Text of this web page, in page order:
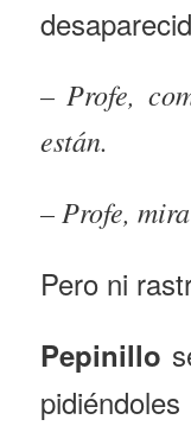
– Profe,
están.
– Profe,
Pero ni
Pepinillo